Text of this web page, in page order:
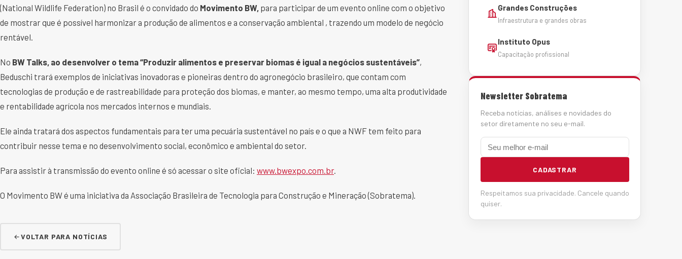
(National Wildlife Federation) no Brasil é o convidado do Movimento BW, para participar de um evento online com o objetivo
de mostrar que é possível harmonizar a produção de alimentos e a conservação ambiental , trazendo um modelo de negócio
rentável.
No BW Talks, ao desenvolver o tema “Produzir alimentos e preservar biomas é igual a negócios sustentáveis”,
Beduschi trará exemplos de iniciativas inovadoras e pioneiras dentro do agronegócio brasileiro, que contam com
tecnologias de produção e de rastreabilidade para proteção dos biomas, e manter, ao mesmo tempo, uma alta produtividade
e rentabilidade agrícola nos mercados internos e mundiais.
Ele ainda tratará dos aspectos fundamentais para ter uma pecuária sustentável no país e o que a NWF tem feito para
contribuir nesse tema e no desenvolvimento social, econômico e ambiental do setor.
Para assistir à transmissão do evento online é só acessar o site oficial: www.bwexpo.com.br.
O Movimento BW é uma iniciativa da Associação Brasileira de Tecnologia para Construção e Mineração (Sobratema).
VOLTAR PARA NOTÍCIAS
Grandes Construções
Infraestrutura e grandes obras
Instituto Opus
Capacitação profissional
Newsletter Sobratema
Receba notícias, análises e novidades do
setor diretamente no seu e-mail.
E-mail
CADASTRAR
Respeitamos sua privacidade. Cancele quando
quiser.